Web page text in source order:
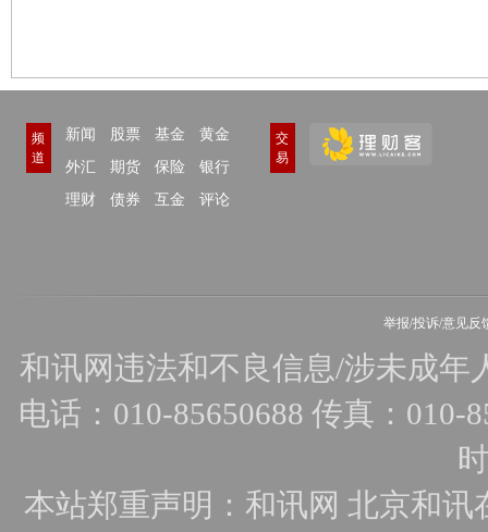
频
道
新闻 股票 基金
黄金
外汇
期货 保险
银行
理财
债券 互金 评论
交
易
举报/投诉/意见反
和讯网违法和不良信息/涉未成年
电话：010-85650688 传真：010-
本站郑重声明：和讯网 北京和